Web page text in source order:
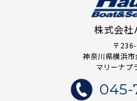
株式会社
〒
神奈川県横浜
マリーナプ
045-